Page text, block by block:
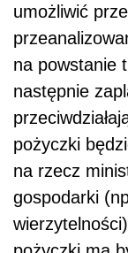
umożliwić
na powstanie
następnie
pożyczki
na rzecz
gospodarki